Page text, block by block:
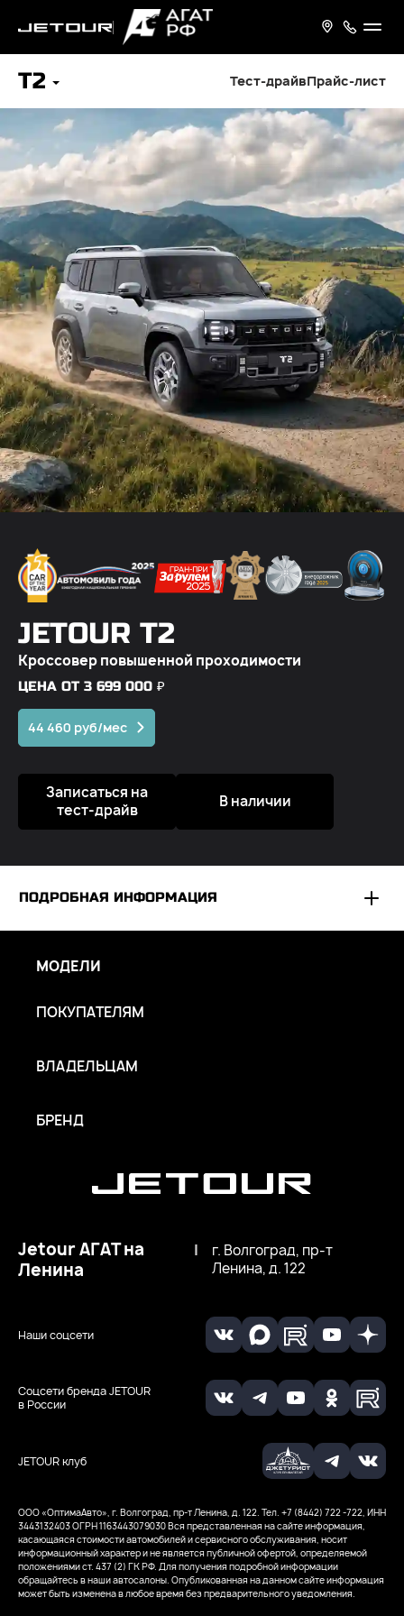
T2 Тест-драйвПрайс-лист
JETOUR T2
Кроссовер повышенной проходимости
ЦЕНА ОТ 3 699 000 ₽
44 460 руб/мес
Записаться на
тест-драйв
В наличии
ПОДРОБНАЯ ИНФОРМАЦИЯ
право вносить изменения в любую комплектацию автомобиля
без предварительного уведомления. Упоминаемое
публичной офертой.
JETOUR клуб
Соцсети бренда JETOUR
в России
Наши соцсети
Jetour АГАТ на
Ленина
|
г. Волгоград, пр-т
Ленина, д. 122
МОДЕЛИ
ПОКУПАТЕЛЯМ
ВЛАДЕЛЬЦАМ
БРЕНД
ООО «ОптимаАвто», г. Волгоград, пр-т Ленина, д. 122. Тел. +7 (8442) 722 -722, ИНН
3443132403ОГРН 1163443079030Вся представленная на сайте информация,
касающаяся стоимости автомобилей и сервисного обслуживания, носит
информационный характер и не является публичной офертой, определяемой
положениями ст. 437 (2) ГК РФ. Для получения подробной информации
обращайтесь в наши автосалоны. Опубликованная на данном сайте информация
может быть изменена в любое время без предварительного уведомления.